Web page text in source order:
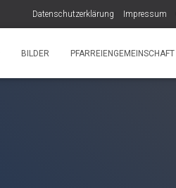
Datenschutzerklärung Impressum
BILDER PFARREIENGEMEINSCHAFT